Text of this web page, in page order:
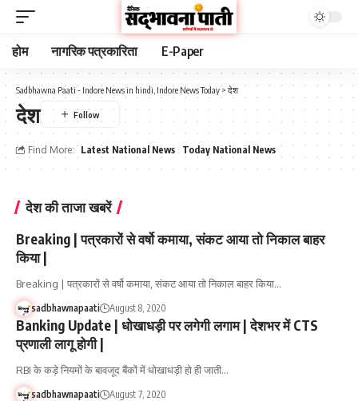
होम नागरिक पत्रकारिता E-Paper
Sadbhawna Paati - Indore News in hindi, Indore News Today> देश
देश
Find More: Latest National News Today National News
देश की ताजा खबरें
Breaking | पत्रकारों से वर्षो कमाया, संकट आया तो निकाल बाहर
किया |
Breaking | पत्रकारों से वर्षो कमाया, संकट आया तो निकाल बाहर किया…
sadbhawnapaati August 8, 2020
Banking Update | धोखाधड़ी पर लगेगी लगाम | देशभर में CTS
प्रणाली लागू होगी |
RBI के कड़े नियमों के बावजूद बैंकों में धोखाधड़ी हो ही जाती…
sadbhawnapaati August 7, 2020